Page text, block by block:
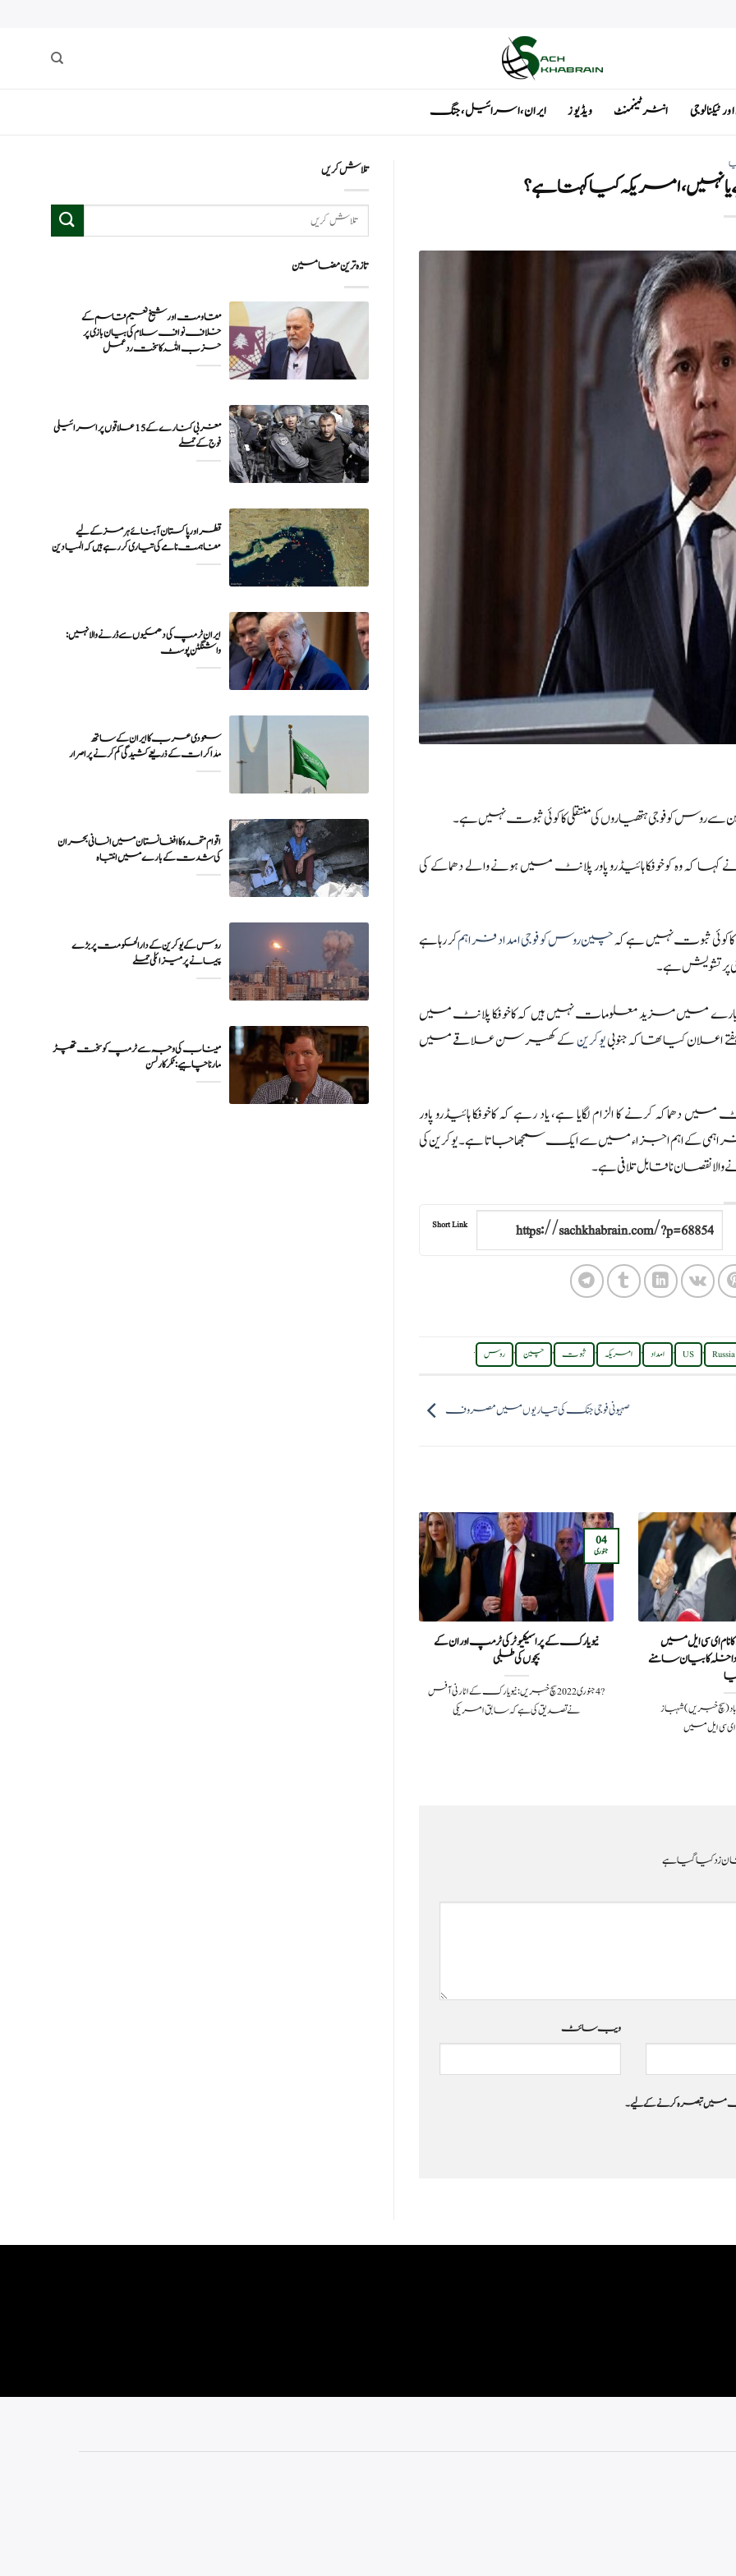
انٹرٹینمنٹ ویڈیوز ایران ، اسرائیل ، جنگ
نہیں، امریکہ کیا کہتا ہے؟
کو فوجی ہتھیاروں کی منتقلی کا کوئی ثبوت نہیں ہے۔
وہ کوخوفکا ہائیڈرو پاور پلانٹ میں ہونے والے دھماکے کی
کوئی ثبوت نہیں ہے کہچین روس کو فوجی امداد فراہمکر رہا ہے
پر تشویش ہے۔
میں مزید معلومات نہیں ہیں کہ کاخوفکا پلانٹ میں
اعلان کیا تھا کہ جنوبییوکرینکے کھیرسن علاقے میں
کرنے کا الزام لگایا ہے، یاد رہے کہ کاخوفکا ہائیڈرو پاور
کی فراہمی کے اہم اجزاء میں سے ایک سمجھا جاتا ہے۔ یوکرین کی
نقصان ناقابل تلافی ہے۔
Short Link
Russia
,
US
, امداد , امریکہ , ثبوت , چین , روس .
صہیونی فوجی جنک کی تیاریوں میں مصروف
ای سی ایل میں
کا بیان سامنے
آباد (سچ خبریں) شہباز
سی ایل میں
نیویارک کے پراسیکیوٹر کی ٹرمپ اور ان کے
بچوں کی طلبی
?️ 4 جنوری 2022سچ خبریں:نیویارک کے اٹارنی آفس
نے تصدیق کی ہے کہ سابق امریکی
04
جنوری
زد کیا گیا ہے
ویب‌ سائٹ
جب میں تبصرہ کرنے کےلیے۔
تلاش کریں
تازہ ترین مضامین
مقاومت اور شیخ نعیم قاسم کے
خلاف نواف سلام کی بیان بازی پر
حزب اللہ کا سخت ردعمل
مغربی کنارے کے 15 علاقوں پر اسرائیلی
فوج کے حملے
قطر اور پاکستان آبنائے ہرمز کے لیے
مفاہمت نامے کی تیاری کر رہے ہیں کہ المیادین
ایران ٹرمپ کی دھمکیوں سے ڈرنے والا نہیں:
واشنگٹن پوسٹ
سعودی عرب کا ایران کے ساتھ
مذاکرات کے ذریعے کشیدگی کم کرنے پر اصرار
اقوام متحدہ کا افغانستان میں انسانی بحران
کی شدت کے بارے میں انتباہ
روس کے یوکرین کے دارالحکومت پر بڑے
میناب کی وجہ سے ٹرمپ کو سخت تھپڑ
مارنا چاہیے : ٹکر کارلسن